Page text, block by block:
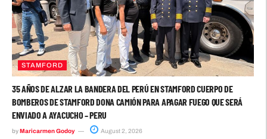
STAMFORD
35 AÑOS DE ALZAR LA BANDERA DEL PERÚ EN STAMFORD CUERPO DE
BOMBEROS DE STAMFORD DONA CAMIÓN PARA APAGAR FUEGO QUE SERÁ
ENVIADO A AYACUCHO – PERU
byMaricarmen Godoy August 2, 2026